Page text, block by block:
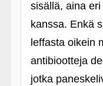
sisällä, aina
kanssa. Enkä
leffasta oikein
antibiootteja
jotka